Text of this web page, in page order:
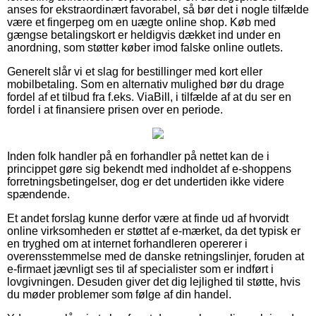
anses for ekstraordinært favorabel, så bør det i nogle tilfælde
være et fingerpeg om en uægte online shop. Køb med
gængse betalingskort er heldigvis dækket ind under en
anordning, som støtter køber imod falske online outlets.
Generelt slår vi et slag for bestillinger med kort eller
mobilbetaling. Som en alternativ mulighed bør du drage
fordel af et tilbud fra f.eks. ViaBill, i tilfælde af at du ser en
fordel i at finansiere prisen over en periode.
Inden folk handler på en forhandler på nettet kan de i
princippet gøre sig bekendt med indholdet af e-shoppens
forretningsbetingelser, dog er det undertiden ikke videre
spændende.
Et andet forslag kunne derfor være at finde ud af hvorvidt
online virksomheden er støttet af e-mærket, da det typisk er
en tryghed om at internet forhandleren opererer i
overensstemmelse med de danske retningslinjer, foruden at
e-firmaet jævnligt ses til af specialister som er indført i
lovgivningen. Desuden giver det dig lejlighed til støtte, hvis
du møder problemer som følge af din handel.